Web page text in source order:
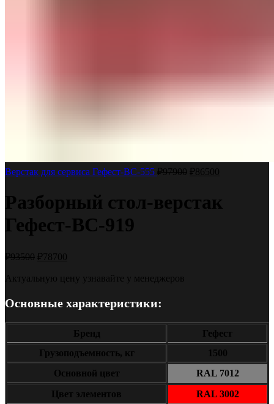
Верстак для сервиса Гефест-ВС-555 ₽97900 ₽86500
Разборный стол-верстак
Гефест-ВС-919
₽93500 ₽78700
Актуальную цену узнавайте у менеджеров
Основные характеристики:
Бренд
Гефест
Грузоподъемность, кг
1500
Основной цвет
RAL 7012
Цвет элементов
RAL 3002